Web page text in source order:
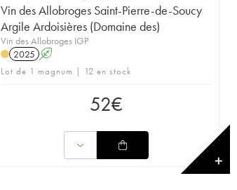
Vin des Allobroges Saint-Pierre-de-Soucy
Argile Ardoisières (Domaine des)
Vin des Allobroges IGP
2025 A
Lot de 1 magnum | 12 en stock
52€
✕